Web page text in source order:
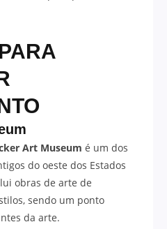
Art Museum é um dos
do oeste dos Estados
obras de arte de
sendo um ponto
da arte.